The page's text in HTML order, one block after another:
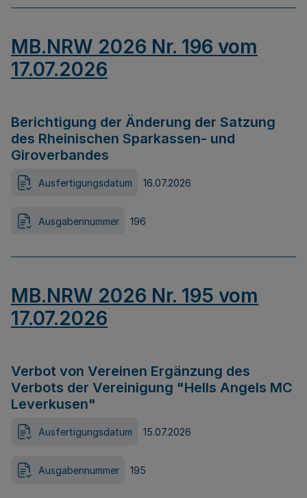
MB.NRW 2026 Nr. 196 vom
17.07.2026
Berichtigung der Änderung der Satzung
des Rheinischen Sparkassen- und
Giroverbandes
Ausfertigungsdatum 16.07.2026
Ausgabennummer 196
MB.NRW 2026 Nr. 195 vom
17.07.2026
Verbot von Vereinen Ergänzung des
Verbots der Vereinigung "Hells Angels MC
Leverkusen"
Ausfertigungsdatum 15.07.2026
Ausgabennummer 195